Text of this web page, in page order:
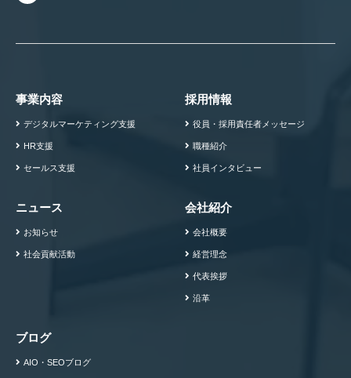
事業内容
デジタルマーケティング支援
HR支援
セールス支援
採用情報
役員・採用責任者メッセージ
職種紹介
社員インタビュー
ニュース
お知らせ
社会貢献活動
会社紹介
会社概要
経営理念
代表挨拶
沿革
ブログ
AIO・SEOブログ